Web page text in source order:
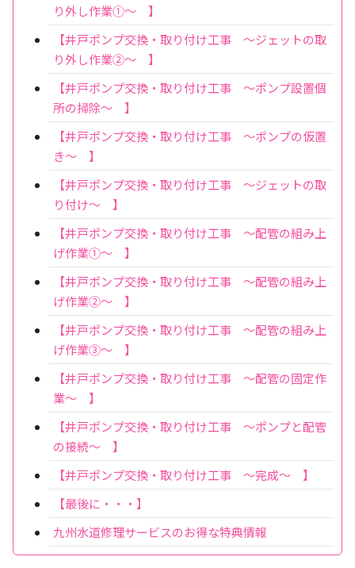
り外し作業①～ 】
【井戸ポンプ交換・取り付け工事 ～ジェットの取
り外し作業②～ 】
【井戸ポンプ交換・取り付け工事 ～ポンプ設置個
所の掃除～ 】
【井戸ポンプ交換・取り付け工事 ～ポンプの仮置
き～ 】
【井戸ポンプ交換・取り付け工事 ～ジェットの取
り付け～ 】
【井戸ポンプ交換・取り付け工事 ～配管の組み上
げ作業①～ 】
【井戸ポンプ交換・取り付け工事 ～配管の組み上
げ作業②～ 】
【井戸ポンプ交換・取り付け工事 ～配管の組み上
げ作業③～ 】
【井戸ポンプ交換・取り付け工事 ～配管の固定作
業～ 】
【井戸ポンプ交換・取り付け工事 ～ポンプと配管
の接続～ 】
【井戸ポンプ交換・取り付け工事 ～完成～ 】
【最後に・・・】
九州水道修理サービスのお得な特典情報